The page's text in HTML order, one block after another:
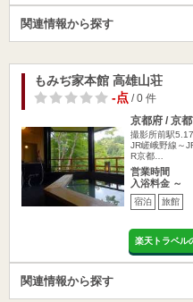
関連情報から探す
もみぢ家本館 高雄山荘
-点/ 0 件
京都府 / 京
撮影所前駅
JR嵯峨野線～
R京都…
営業時間
入浴料金 ～
宿泊 旅館
楽天トラベル
関連情報から探す